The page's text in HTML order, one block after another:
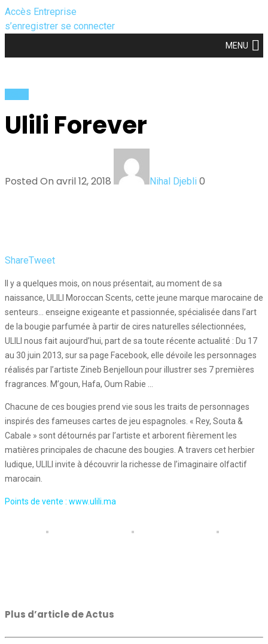
Accès Entreprise
s’enregistrer se connecter
MENU
Ulili Forever
Posted On avril 12, 2018 Nihal Djebli 0
ShareTweet
Il y a quelques mois, on nous présentait, au moment de sa
naissance, ULILI Moroccan Scents, cette jeune marque marocaine de
senteurs… enseigne exigeante et passionnée, spécialisée dans l’art
de la bougie parfumée à partir de cires naturelles sélectionnées,
ULILI nous fait aujourd’hui, part de sa toute récente actualité : Du 17
au 30 juin 2013, sur sa page Facebook, elle dévoile les personnages
réalisés par l’artiste Zineb Benjelloun pour illustrer ses 7 premières
fragrances. M’goun, Hafa, Oum Rabie …
Chacune de ces bougies prend vie sous les traits de personnages
inspirés des fameuses cartes de jeu espagnoles. « Rey, Souta &
Cabale » sont détournés par l’artiste et arborent fièrement les
matières principales de chacune des bougies. A travers cet herbier
ludique, ULILI invite à découvrir la richesse de l’imaginaire olfactif
marocain.
Points de vente : www.ulili.ma
Plus d’article de Actus